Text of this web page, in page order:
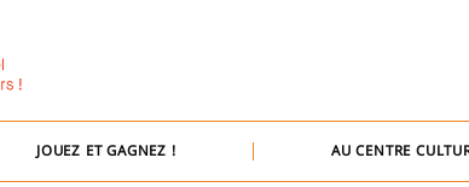
JOUEZ ET GAGNEZ ! AU CENTRE